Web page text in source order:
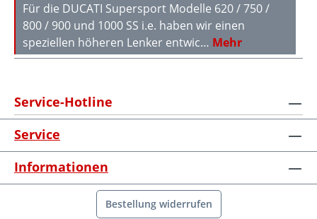
Für die DUCATI Supersport Modelle 620 / 750 /
800 / 900 und 1000 SS i.e. haben wir einen
speziellen höheren Lenker entwic… Mehr
Service-Hotline
Service
Informationen
Bestellung widerrufen